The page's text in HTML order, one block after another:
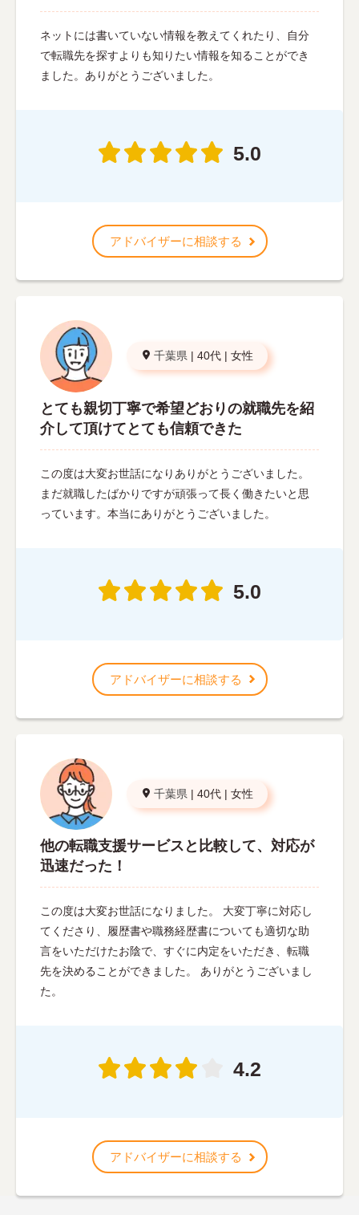
ネットには書いていない情報を教えてくれたり、自分
で転職先を探すよりも知りたい情報を知ることができ
ました。ありがとうございました。
5.0
アドバイザーに相談する
千葉県 | 40代 | 女性
とても親切丁寧で希望どおりの就職先を紹
介して頂けてとても信頼できた
この度は大変お世話になりありがとうございました。
まだ就職したばかりですが頑張って長く働きたいと思
っています。本当にありがとうございました。
5.0
アドバイザーに相談する
千葉県 | 40代 | 女性
他の転職支援サービスと比較して、対応が
迅速だった！
この度は大変お世話になりました。 大変丁寧に対応し
てくださり、履歴書や職務経歴書についても適切な助
言をいただけたお陰で、すぐに内定をいただき、転職
先を決めることができました。 ありがとうございまし
た。
4.2
アドバイザーに相談する